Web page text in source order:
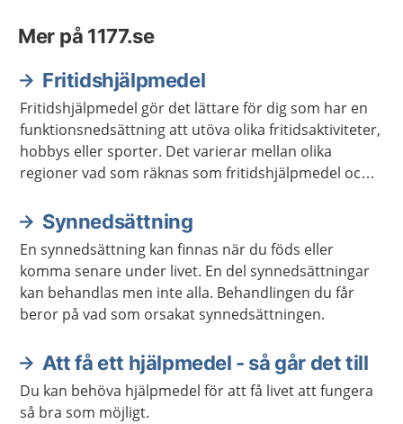
Mer på 1177.se
Fritidshjälpmedel
Fritidshjälpmedel gör det lättare för dig som har en
funktionsnedsättning att utöva olika fritidsaktiviteter,
hobbys eller sporter. Det varierar mellan olika
regioner vad som räknas som fritidshjälpmedel och
Synnedsättning
En synnedsättning kan finnas när du föds eller
komma senare under livet. En del synnedsättningar
kan behandlas men inte alla. Behandlingen du får
beror på vad som orsakat synnedsättningen.
Att få ett hjälpmedel - så går det till
Du kan behöva hjälpmedel för att få livet att fungera
så bra som möjligt.